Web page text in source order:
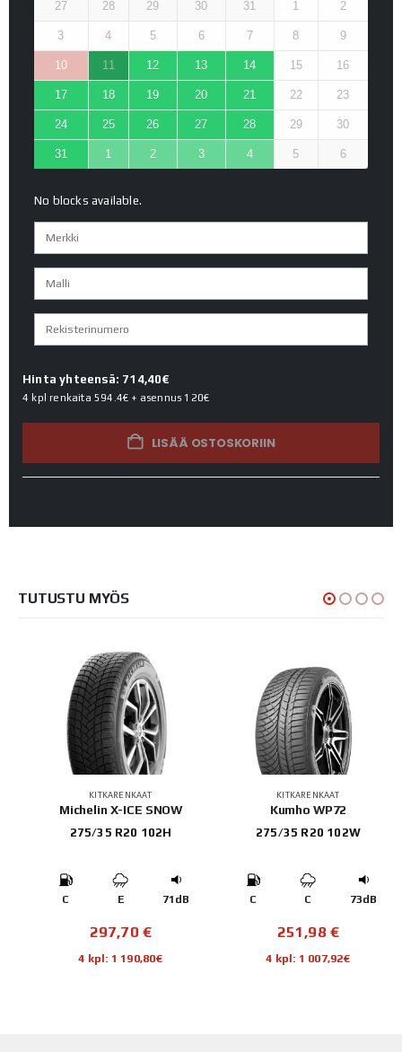
27 28 29 30 31 1 2
3 4 5 6 7 8 9
10 11 12 13 14 15 16
17 18 19 20 21 22 23
24 25 26 27 28 29 30
31 1 2 3 4 5 6
No blocks available.
Hinta yhteensä: 714,40€
4 kpl renkaita 594.4€ + asennus 120€
LISÄÄ OSTOSKORIIN
TUTUSTU MYÖS
KITKARENKAAT
Michelin X-ICE SNOW
275/35 R20 102H
C E 71dB
297,70€
4 kpl: 1 190,80€
KITKARENKAAT
Kumho WP72
275/35 R20 102W
C C 73dB
251,98€
4 kpl: 1 007,92€